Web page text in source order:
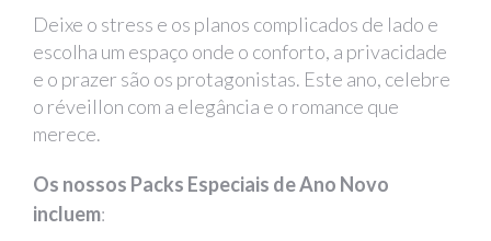
Deixe o stress e os planos complicados de lado e
escolha um espaço onde o conforto, a privacidade
e o prazer são os protagonistas. Este ano, celebre
o réveillon com a elegância e o romance que
merece.
Os nossos Packs Especiais de Ano Novo
incluem: